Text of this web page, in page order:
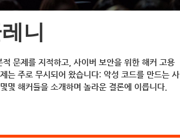
니
문제를 지적하고, 사이버 보안을 위한 해커 고용
는 주로 무시되어 왔습니다: 악성 코드를 만드는 사
몇 해커들을 소개하며 놀라운 결론에 이릅니다.